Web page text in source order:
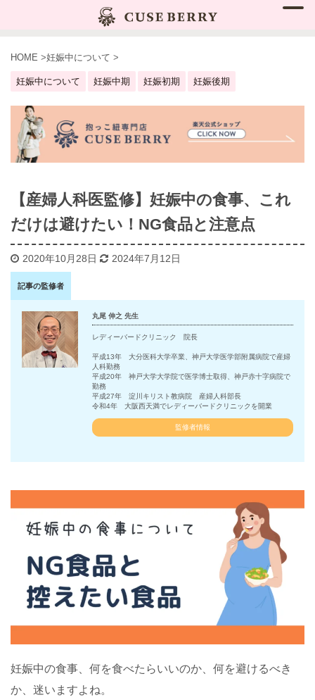
HOME >妊娠中について >
妊娠中について 妊娠中期 妊娠初期 妊娠後期
【産婦人科医監修】妊娠中の食事、これ
だけは避けたい！NG食品と注意点
2020年10月28日 2024年7月12日
記事の監修者
丸尾 伸之 先生
レディーバードクリニック 院長
平成13年 大分医科大学卒業、神戸大学医学部附属病院で産婦
人科勤務
平成20年 神戸大学大学院で医学博士取得、神戸赤十字病院で
勤務
平成27年 淀川キリスト教病院 産婦人科部長
令和4年 大阪西天満でレディーバードクリニックを開業
監修者情報
妊娠中の食事、何を食べたらいいのか、何を避けるべき
か、迷いますよね。